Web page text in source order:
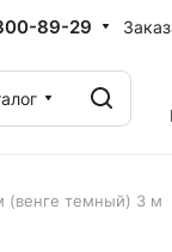
89-29
(венге темный) 3 м